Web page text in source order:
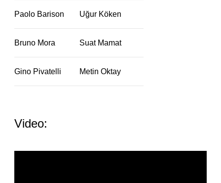
Paolo Barison Uğur Köken
Bruno Mora Suat Mamat
Gino Pivatelli Metin Oktay
Video: